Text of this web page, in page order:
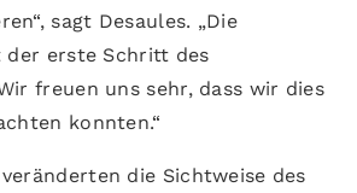
sagt Desaules. „Die
der erste Schritt des
freuen uns sehr, dass wir dies
konnten.“
die Sichtweise des